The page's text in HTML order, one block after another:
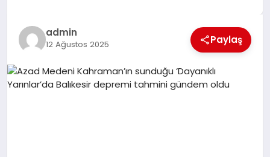
EKONOMI
SIYASET
admin
12 Ağustos 2025 Paylaş